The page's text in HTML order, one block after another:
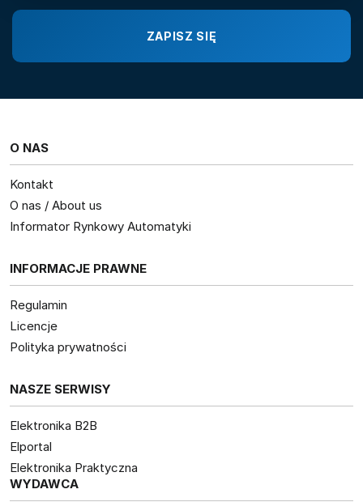
O NAS
Kontakt
O nas / About us
Informator Rynkowy Automatyki
INFORMACJE PRAWNE
Regulamin
Licencje
Polityka prywatności
NASZE SERWISY
Elektronika B2B
Elportal
Elektronika Praktyczna
WYDAWCA